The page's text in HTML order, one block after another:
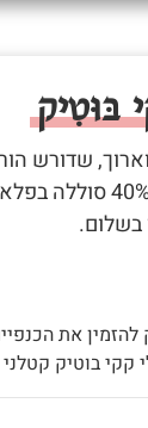
בּוּטִיק
שדורש
חולצה ולפחות 40% סוללה
בשלום.
להזמין את
קקי בוטיק